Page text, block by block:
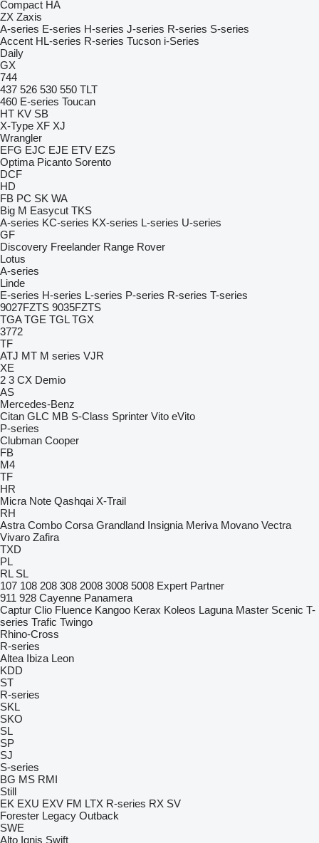
Compact HA
ZX Zaxis
A-series E-series H-series J-series R-series S-series
Accent HL-series R-series Tucson i-Series
Daily
GX
744
437 526 530 550 TLT
460 E-series Toucan
HT KV SB
X-Type XF XJ
Wrangler
EFG EJC EJE ETV EZS
Optima Picanto Sorento
DCF
HD
FB PC SK WA
Big M Easycut TKS
A-series KC-series KX-series L-series U-series
GF
Discovery Freelander Range Rover
Lotus
A-series
Linde
E-series H-series L-series P-series R-series T-series
9027FZTS 9035FZTS
TGA TGE TGL TGX
3772
TF
ATJ MT M series VJR
XE
2 3 CX Demio
AS
Mercedes-Benz
Citan GLC MB S-Class Sprinter Vito eVito
P-series
Clubman Cooper
FB
M4
TF
HR
Micra Note Qashqai X-Trail
RH
Astra Combo Corsa Grandland Insignia Meriva Movano Vectra
Vivaro Zafira
TXD
PL
RL SL
107 108 208 308 2008 3008 5008 Expert Partner
911 928 Cayenne Panamera
Captur Clio Fluence Kangoo Kerax Koleos Laguna Master Scenic T-
series Trafic Twingo
Rhino-Cross
R-series
Altea Ibiza Leon
KDD
ST
R-series
SKL
SKO
SL
SP
SJ
S-series
BG MS RMI
Still
EK EXU EXV FM LTX R-series RX SV
Forester Legacy Outback
SWE
Alto Ignis Swift